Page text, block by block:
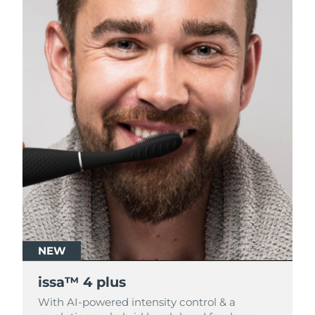
NEW
issa™ 4 plus
With AI-powered intensity control & a
NEW
issa™ 4 plus
With AI-powered intensity control & a